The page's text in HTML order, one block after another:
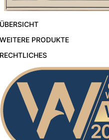
ÜBERSICHT
WEITERE PRODUKTE
RECHTLICHES